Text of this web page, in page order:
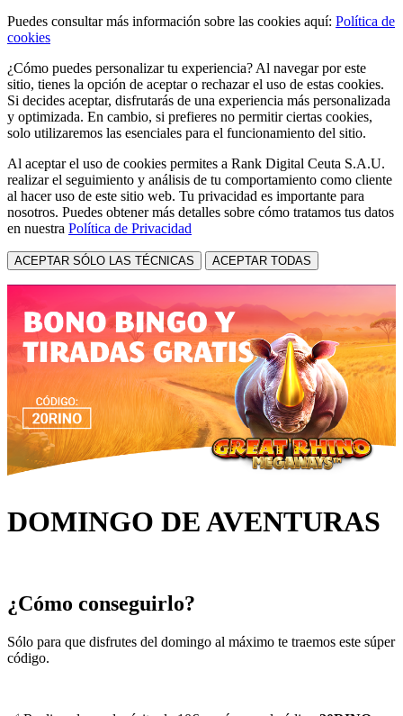
Puedes consultar más información sobre las cookies aquí: Política de
cookies
¿Cómo puedes personalizar tu experiencia? Al navegar por este
sitio, tienes la opción de aceptar o rechazar el uso de estas cookies.
Si decides aceptar, disfrutarás de una experiencia más personalizada
y optimizada. En cambio, si prefieres no permitir ciertas cookies,
solo utilizaremos las esenciales para el funcionamiento del sitio.
Al aceptar el uso de cookies permites a Rank Digital Ceuta S.A.U.
realizar el seguimiento y análisis de tu comportamiento como cliente
al hacer uso de este sitio web. Tu privacidad es importante para
nosotros. Puedes obtener más detalles sobre cómo tratamos tus datos
en nuestra Política de Privacidad
ACEPTAR SÓLO LAS TÉCNICAS ACEPTAR TODAS
DOMINGO DE AVENTURAS
¿Cómo conseguirlo?
Sólo para que disfrutes del domingo al máximo te traemos este súper
código.